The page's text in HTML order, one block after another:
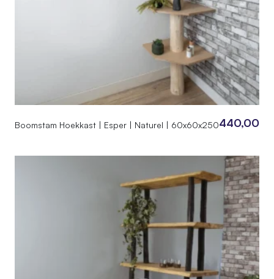
Boomstam Hoekkast | Esper | Naturel | 60x60x250440,00